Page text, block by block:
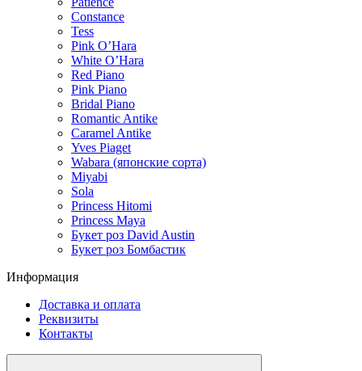
Constance
Tess
Pink O’Hara
White O’Hara
Red Piano
Pink Piano
Bridal Piano
Romantic Antike
Caramel Antike
Yves Piaget
Wabara (японские сорта)
Miyabi
Sola
Princess Hitomi
Princess Maya
Букет роз David Austin
Букет роз Бомбастик
Информация
Доставка и оплата
Реквизиты
Контакты